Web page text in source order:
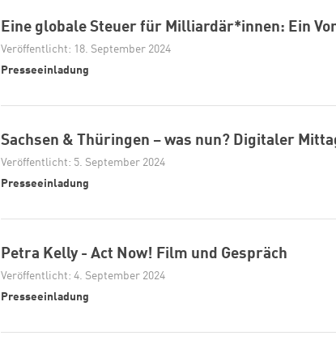
Eine globale Steuer für Milliardär*innen: Ein
Veröffentlicht: 18. September 2024
Presseeinladung
Sachsen & Thüringen – was nun? Digitaler
Veröffentlicht: 5. September 2024
Presseeinladung
Petra Kelly - Act Now! Film und Gespräch
Veröffentlicht: 4. September 2024
Presseeinladung
weiter lesen